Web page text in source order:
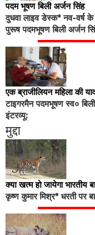
पदम भूषण बिली अर्जन सिंह
दुधवा लाइव डेस्क* नव-वर्ष के
पुरूष पदमभूषण बिली अर्जन
एक ब्राजीलियन महिला की
टाइगरमैन पदमभूषण स्व०
इंटरव्यू:
मुद्दा
क्या खत्म हो जायेगा भारतीय
कृष्ण कुमार मिश्र* धरती पर